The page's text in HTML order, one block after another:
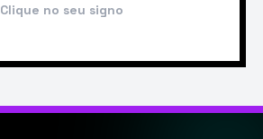
Clique no seu signo